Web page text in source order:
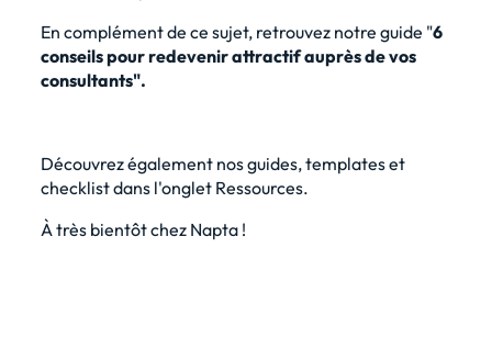
En complément de ce sujet, retrouvez notre guide "6
conseils pour redevenir attractif auprès de vos
consultants".
Découvrez également nos guides, templates et
checklist dans l'onglet Ressources.
À très bientôt chez Napta !